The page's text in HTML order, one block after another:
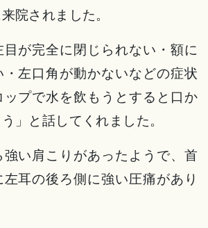
院されました。
が完全に閉じられない・額に
・左口角が動かないなどの症状
プで水を飲もうとすると口か
」と話してくれました。
強い肩こりがあったようで、首
耳の後ろ側に強い圧痛があり